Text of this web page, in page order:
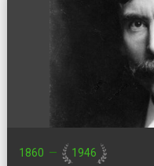
1860 — 1946